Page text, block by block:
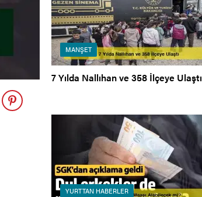
MANŞET
7 Yılda Nallıhan ve 358 İlçeye Ulaştı
YURTTAN HABERLER